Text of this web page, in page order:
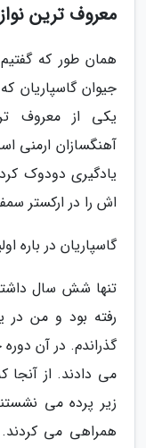
معروف ترین
همان طور که
جیوان گاسپاریان
یکی از معروف
آهنگسازان ارمنی
اش را در ارکستر
گاسپاریان در باره
تنها شش سال
رفته بود و من در
گذراندم. در آن
می دادند. از آنجا
زیر پرده می
همراهی می